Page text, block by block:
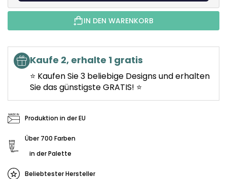
IN DEN WARENKORB
Kaufe 2, erhalte 1 gratis
⭐ Kaufen Sie 3 beliebige Designs und erhalten
Sie das günstigste GRATIS! ⭐
Produktion in der EU
Über 700 Farben
in der Palette
Beliebtester Hersteller